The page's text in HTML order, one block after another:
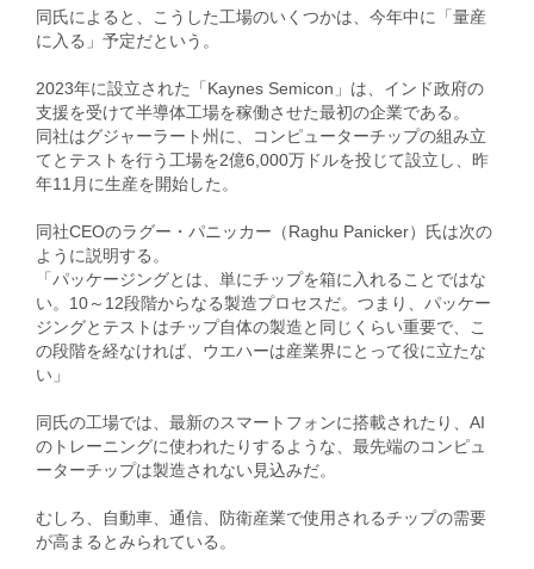
同氏によると、こうした工場のいくつかは、今年中に「量産
に入る」予定だという。
2023年に設立された「Kaynes Semicon」は、インド政府の
支援を受けて半導体工場を稼働させた最初の企業である。
同社はグジャーラート州に、コンピューターチップの組み立
てとテストを行う工場を2億6,000万ドルを投じて設立し、昨
年11月に生産を開始した。
同社CEOのラグー・パニッカー（Raghu Panicker）氏は次の
ように説明する。
「パッケージングとは、単にチップを箱に入れることではな
い。10～12段階からなる製造プロセスだ。つまり、パッケー
ジングとテストはチップ自体の製造と同じくらい重要で、こ
の段階を経なければ、ウエハーは産業界にとって役に立たな
い」
同氏の工場では、最新のスマートフォンに搭載されたり、AI
のトレーニングに使われたりするような、最先端のコンピュ
ーターチップは製造されない見込みだ。
むしろ、自動車、通信、防衛産業で使用されるチップの需要
が高まるとみられている。